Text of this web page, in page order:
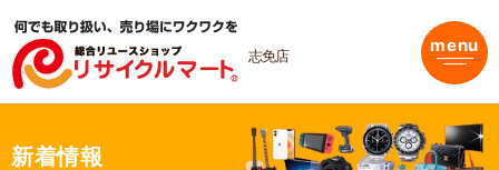
ス
志免店 menu
新着情報